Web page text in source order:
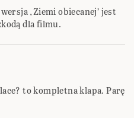
‚Ziemi obiecanej’ jest
dla filmu.
to kompletna klapa. Parę